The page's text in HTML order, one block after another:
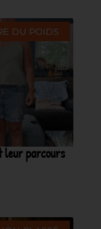
DU POIDS
leur parcours